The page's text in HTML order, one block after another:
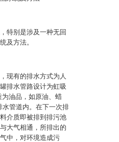
特别是涉及一种无回
及方法。
现有的排水方式为人
排水管路设计为虹吸
油品，如原油、蜡
管道内。在下一次排
介质即被排到排污池
大气相通，所排出的
中，对环境造成污